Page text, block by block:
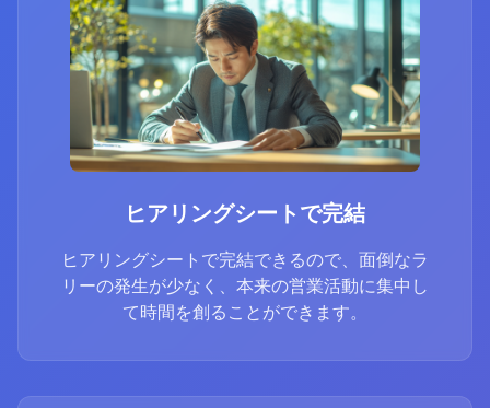
ヒアリングシートで完結
ヒアリングシートで完結できるので、面倒なラ
リーの発生が少なく、本来の営業活動に集中し
て時間を創ることができます。